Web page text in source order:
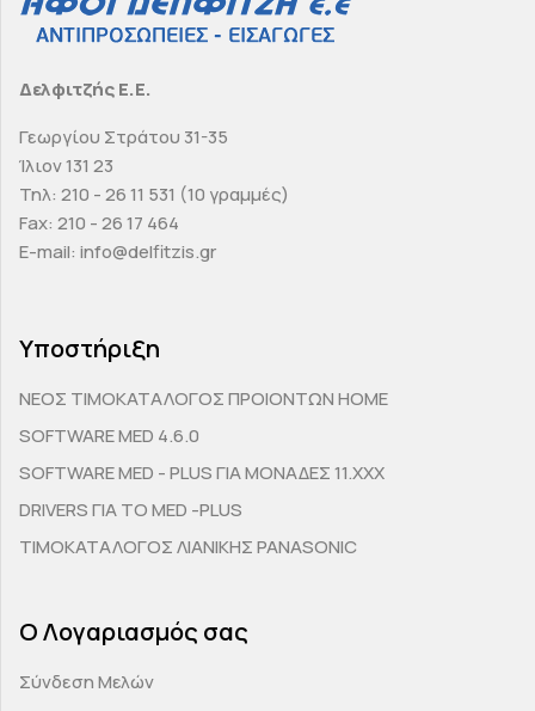
Δελφιτζής Ε.Ε.
Γεωργίου Στράτου 31-35
Ίλιον 131 23
Τηλ: 210 - 26 11 531 (10 γραμμές)
Fax: 210 - 26 17 464
E-mail: info@delfitzis.gr
Υποστήριξη
ΝΕΟΣ ΤΙΜΟΚΑΤΑΛΟΓΟΣ ΠΡΟΙΟΝΤΩΝ HOME
SOFTWARE MED 4.6.0
SOFTWARE MED - PLUS ΓΙΑ ΜΟΝΑΔΕΣ 11.ΧΧΧ
DRIVERS ΓΙΑ ΤΟ MED -PLUS
ΤΙΜΟΚΑΤΑΛΟΓΟΣ ΛΙΑΝΙΚΗΣ PANASONIC
Ο Λογαριασμός σας
Σύνδεση Μελών